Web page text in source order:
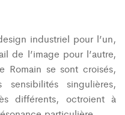
industriel pour l’un,
de l’image pour l’autre,
Romain se sont croisés,
singulières,
différents, octroient à